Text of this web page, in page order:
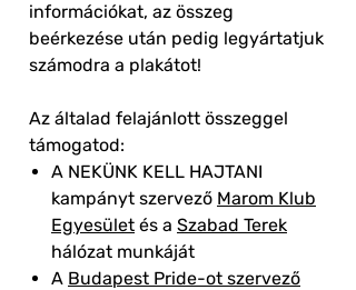
információkat, az összeg
beérkezése után pedig legyártatjuk
számodra a plakátot!
Az általad felajánlott összeggel
támogatod:
A NEKÜNK KELL HAJTANI
kampányt szervező Marom Klub
Egyesület és a Szabad Terek
hálózat munkáját
A Budapest Pride-ot szervező